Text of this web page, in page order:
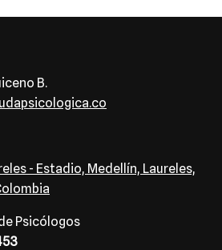
B.
- Estadio, Medellín, Laureles,
Psicólogos